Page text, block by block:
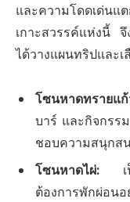
และความโดดเด่นแ
เกาะสวรรค์แห่งนี้
ได้วางแผนทริปและ
โซนหาดทรายแ
บาร์ และกิจกรร
ชอบความสนุกส
โซนหาดไผ่: เป็
ต้องการพักผ่อน